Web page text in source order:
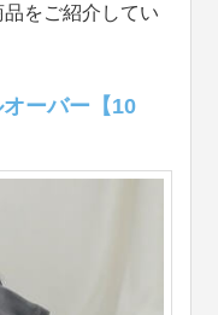
をご紹介してい
ーバー【10